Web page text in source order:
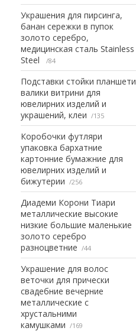
Украшения для пирсинга,
банан сережки в пупок
золото серебро,
медицинская сталь Stainless
Steel
84
Подставки стойки планшети
валики витрини для
ювелирних изделий и
украшений, клеи
135
Коробочки футляри
упаковка бархатние
картонние бумажние для
ювелирних изделий и
бижутерии
256
Диадеми Корони Тиари
металлические высокие
низкие большие маленькие
золото серебро
разноцветние
44
Украшение для волос
веточки для прически
свадебние вечерние
металлические с
хрустальними
камушками
169